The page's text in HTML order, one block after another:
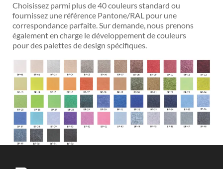
Choisissez parmi plus de 40 couleurs standard ou
fournissez une référence Pantone/RAL pour une
correspondance parfaite. Sur demande, nous prenons
également en charge le développement de couleurs
pour des palettes de design spécifiques.